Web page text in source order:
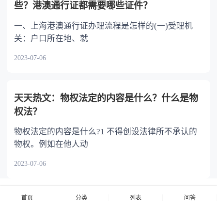
些？港澳通行证都需要哪些证件？
一、上海港澳通行证办理流程是怎样的(一)受理机
关：户口所在地、就
2023-07-06
天天热文：物权法定的内容是什么？什么是物
权法？
物权法定的内容是什么?1 不得创设法律所不承认的
物权。例如在他人动
2023-07-06
首页 分类 列表 问答